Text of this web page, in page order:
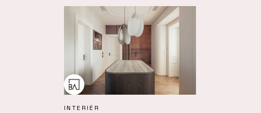
INTERIÉR